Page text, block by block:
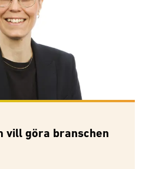
vill göra branschen